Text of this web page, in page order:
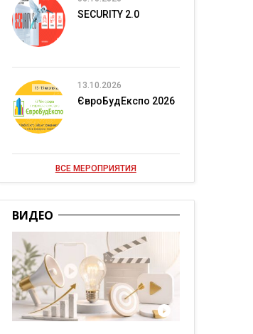
SECURITY 2.0
13.10.2026
ЄвроБудЕкспо 2026
ВСЕ МЕРОПРИЯТИЯ
ВИДЕО